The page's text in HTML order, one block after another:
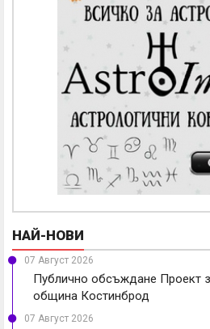
НАЙ-НОВИ
07 Август 2026
Публично обсъждане Проект
община Костинброд
07 Август 2026